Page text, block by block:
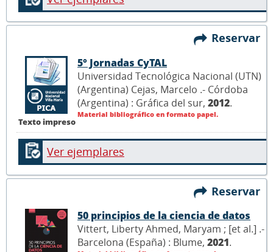
Reservar
Texto impreso
5° Jornadas CyTAL
Universidad Tecnológica Nacional (UTN)
(Argentina) Cejas, Marcelo .- Córdoba
(Argentina) : Gráfica del sur, 2012.
Material bibliográfico en formato papel.
Ver ejemplares
Reservar
50 principios de la ciencia de datos
Vittert, Liberty Ahmed, Maryam ; [et al.] .-
Barcelona (España) : Blume, 2021.